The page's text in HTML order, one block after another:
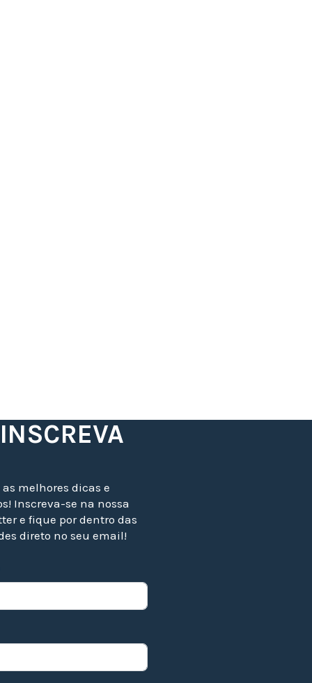
as melhores dicas e
Inscreva-se na nossa
e fique por dentro das
direto no seu email!